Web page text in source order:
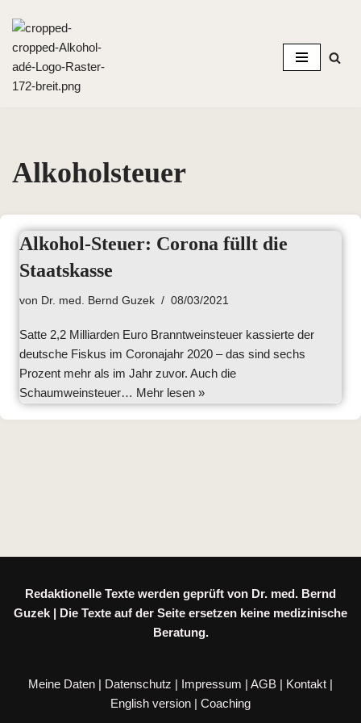
Zum
Inhalt
springen
Alkoholsteuer
Alkohol-Steuer: Corona füllt die
Staatskasse
von Dr. med. Bernd Guzek 08/03/2021
Satte 2,2 Milliarden Euro Branntweinsteuer kassierte der
deutsche Fiskus im Coronajahr 2020 – das sind sechs
Prozent mehr als im Jahr zuvor. Auch die
Schaumweinsteuer… Mehr lesen »
Redaktionelle Texte werden geprüft von Dr. med. Bernd
Guzek | Die Texte auf der Seite ersetzen keine medizinische
Beratung.
Meine Daten | Datenschutz | Impressum | AGB | Kontakt |
English version | Coaching